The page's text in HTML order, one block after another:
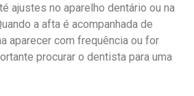
ajustes no aparelho dentário ou na
a afta é acompanhada de
aparecer com frequência ou for
procurar o dentista para uma